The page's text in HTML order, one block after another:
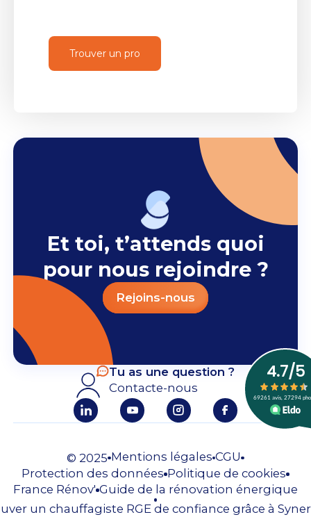
Trouver un pro
Et toi, t’attends quoi
pour nous rejoindre ?
Rejoins-nous
Tu as une question ?
Contacte-nous
© 2025 Mentions légales CGU
Protection des données Politique de cookies
France Rénov' Guide de la rénovation énergique
un chauffagiste RGE de confiance grâce à